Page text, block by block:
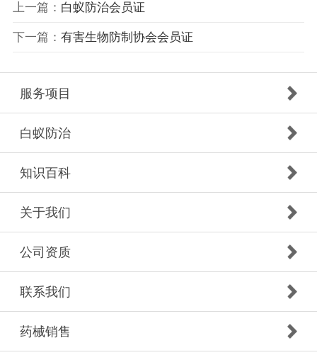
上一篇： 白蚁防治会员证
下一篇： 有害生物防制协会会员证
服务项目
白蚁防治
知识百科
关于我们
公司资质
联系我们
药械销售